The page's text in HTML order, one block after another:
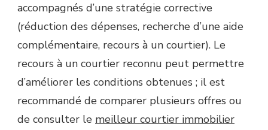
accompagnés d’une stratégie corrective
(réduction des dépenses, recherche d’une aide
complémentaire, recours à un courtier). Le
recours à un courtier reconnu peut permettre
d’améliorer les conditions obtenues ; il est
recommandé de comparer plusieurs offres ou
de consulter le meilleur courtier immobilier